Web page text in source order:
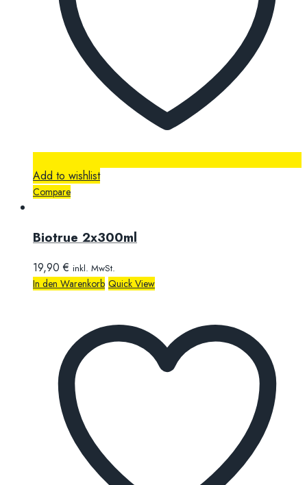
Add to wishlist
Compare
Biotrue 2x300ml
19,90€ inkl. MwSt.
In den Warenkorb Quick View